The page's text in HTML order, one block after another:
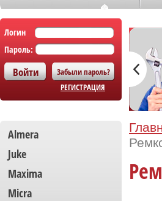
Логин
Пароль:
Забыли пароль?
РЕГИСТРАЦИЯ
Almera
Juke
Maxima
Micra